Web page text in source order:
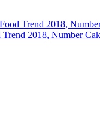
Trend 2018,
2018, Number